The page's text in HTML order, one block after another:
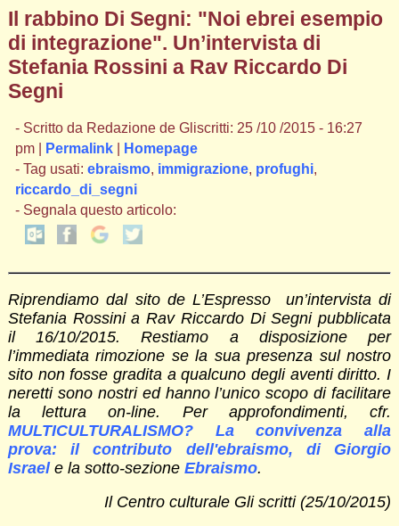
Il rabbino Di Segni: "Noi ebrei esempio
di integrazione". Un’intervista di
Stefania Rossini a Rav Riccardo Di
Segni
- Scritto da Redazione de Gliscritti: 25 /10 /2015 - 16:27
pm |
Permalink|
Homepage
- Tag usati: ebraismo, immigrazione, profughi,
riccardo_di_segni
- Segnala questo articolo:
Riprendiamo dal sito de L’Espresso un’intervista di
Stefania Rossini a Rav Riccardo Di Segni pubblicata
il 16/10/2015. Restiamo a disposizione per
l’immediata rimozione se la sua presenza sul nostro
sito non fosse gradita a qualcuno degli aventi diritto. I
neretti sono nostri ed hanno l’unico scopo di facilitare
la lettura on-line. Per approfondimenti, cfr.
MULTICULTURALISMO? La convivenza alla
prova: il contributo dell'ebraismo, di Giorgio
Israele la sotto-sezione Ebraismo.
Il Centro culturale Gli scritti (25/10/2015)